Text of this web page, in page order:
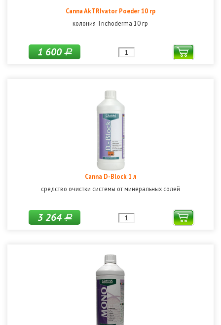
Canna AkTRIvator Poeder 10 гр
колония Trichoderma 10 гр
1 600Р
Canna D-Block 1 л
средство очистки системы от минеральных солей
3 264Р